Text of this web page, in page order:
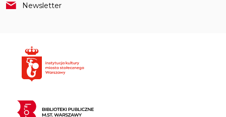
Newsletter